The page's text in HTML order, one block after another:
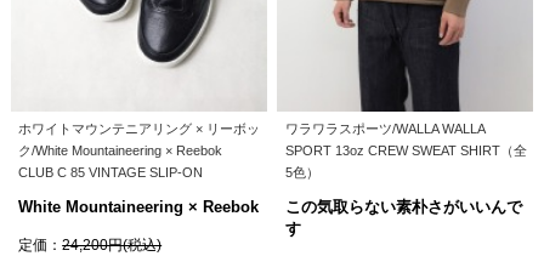
ホワイトマウンテニアリング × リーボッ
ク/White Mountaineering × Reebok
CLUB C 85 VINTAGE SLIP-ON
White Mountaineering × Reebok
定価：24,200円(税込)
ワラワラスポーツ/WALLA WALLA
SPORT 13oz CREW SWEAT SHIRT（全
5色）
この気取らない素朴さがいいんで
す